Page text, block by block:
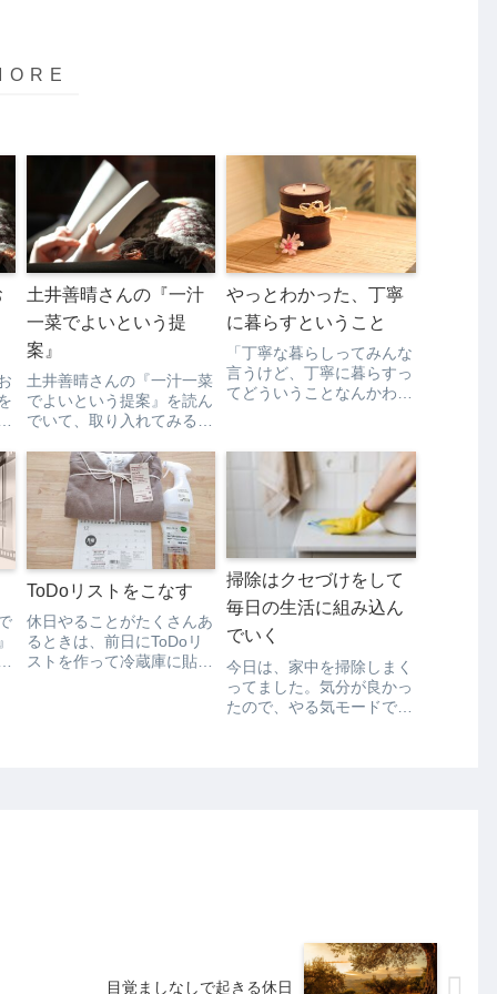
土井善晴さんの『一汁
一菜でよいという提
案』
土井善晴さんの『一汁一菜
でよいという提案』を読ん
でいて、取り入れてみるこ
たためてる間にお味噌汁を
作って、お味噌汁の具材
は、しめじと小松菜。たん
ぱく質を取りたかったの
で、卵も入れました。具だ
くさんのお味噌汁をおかず
にす...
やっとわかった、丁寧
に暮らすということ
「丁寧な暮らしってみんな
言うけど、丁寧に暮らすっ
てどういうことなんかわか
はんを作って３食きちんと
食べること？」「部屋をき
れいにしておくこと？」
「わからんわ…」私がそう
いうと、友人は笑ってい
ToDoリストをこなす
休日やることがたくさんあ
るときは、前日にToDoリ
ストを作って冷蔵庫に貼っ
掃除はクセづけをして
毎日の生活に組み込ん
でいく
今日は、家中を掃除しまく
ってました。気分が良かっ
たので、やる気モードでは
目覚ましなしで起きる休日